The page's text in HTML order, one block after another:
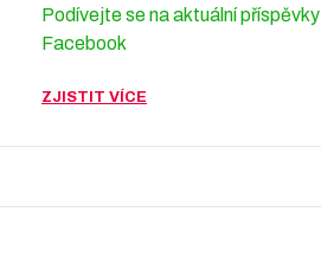
Podívejte se na aktuální
Facebook
ZJISTIT VÍCE